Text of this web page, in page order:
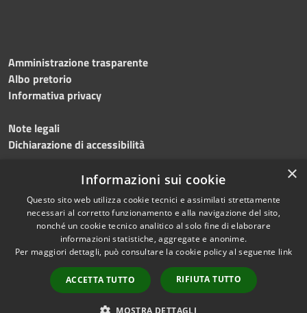
Amministrazione trasparente
Albo pretorio
Informativa privacy
Note legali
Dichiarazione di accessibilità
Meccanismo di feedback
Accessibilità
Copyright © 2026 • Comune di
Gerenzano • Powered by
Municipium•
Accesso
redazione
×
Informazioni sui cookie
Questo sito web utilizza cookie tecnici e assimilati strettamente
necessari al corretto funzionamento e alla navigazione del sito,
nonché un cookie tecnico analitico al solo fine di elaborare
informazioni statistiche, aggregate e anonime.
Per maggiori dettagli, può consultare la cookie policy al seguente link
ACCETTA TUTTO RIFIUTA TUTTO
MOSTRA DETTAGLI